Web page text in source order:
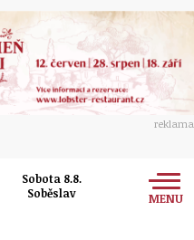
reklama
Sobota 8.8.
Soběslav
MENU